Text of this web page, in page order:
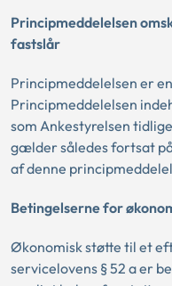
Principmeddelelsen
fastslår
Principmeddelelsen er
Principmeddelelsen
som Ankestyrelsen
gælder således fortsat
af denne
Betingelserne for
Økonomisk støtte til et
servicelovens § 52 a er